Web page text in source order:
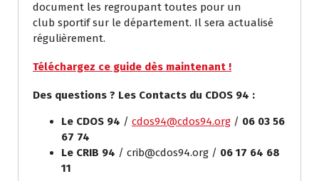
document les regroupant toutes pour un
club sportif sur le département. Il sera actualisé
régulièrement.
Téléchargez ce guide dès maintenant !
Des questions ? Les Contacts du CDOS 94 :
Le CDOS 94 / cdos94@cdos94.org / 06 03 56
67 74
Le CRIB 94 / crib@cdos94.org / 06 17 64 68
11